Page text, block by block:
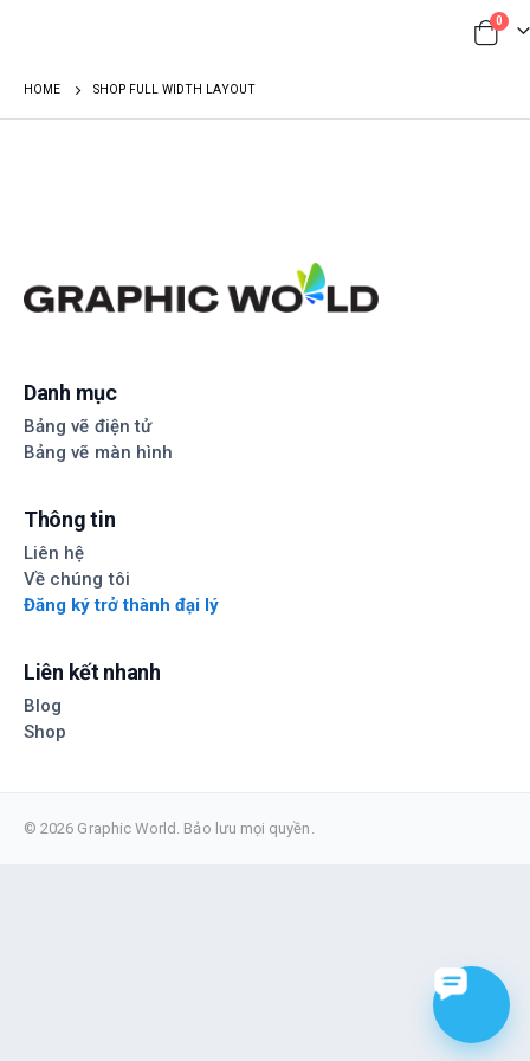
0
HOME SHOP FULL WIDTH LAYOUT
Danh mục
Bảng vẽ điện tử
Bảng vẽ màn hình
Thông tin
Liên hệ
Về chúng tôi
Đăng ký trở thành đại lý
Liên kết nhanh
Blog
Shop
© 2026 Graphic World. Bảo lưu mọi quyền.